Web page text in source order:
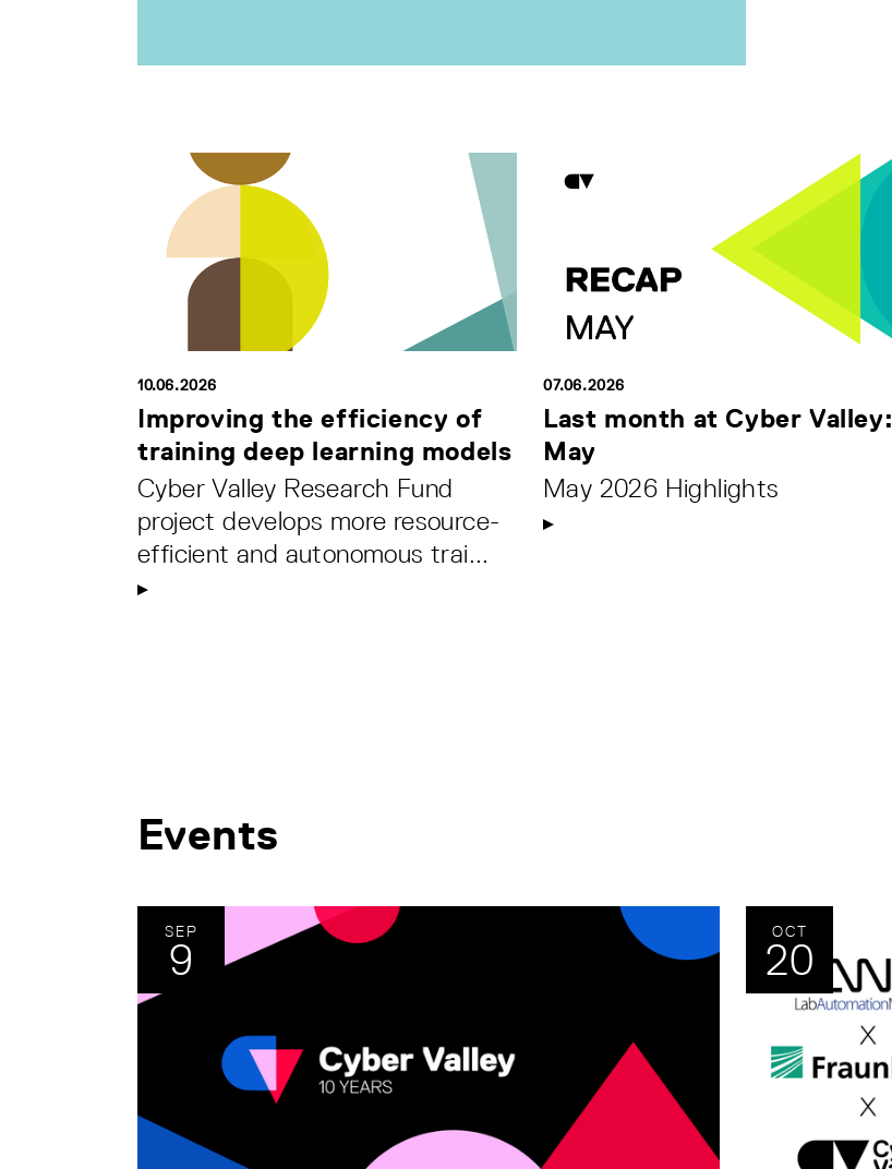
10.06.2026
Improving the efficiency of
training deep learning models
Cyber Valley Research Fund
project develops more resource-
efficient and autonomous trai...
07.06.2026
Last month at Cyber Valley:
May
May 2026 Highlights
Events
SEP
9
OCT
20